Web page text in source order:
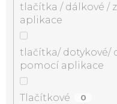
tlačítka / dálkové /
aplikace
tlačítka/ dotykové/
pomocí aplikace
Tlačítkové 0